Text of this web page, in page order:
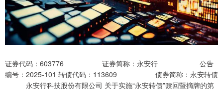
证券代码：603776 证券简称：永安行 公告
编号：2025-101 转债代码：113609 债券简称：永安转债
永安行科技股份有限公司 关于实施“永安转债”赎回暨摘牌的第